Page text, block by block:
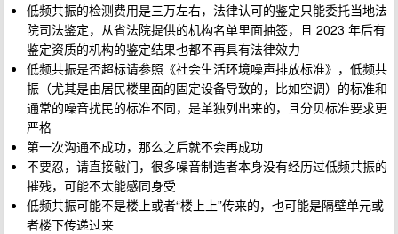
低频共振的检测费用是三万左右，法律认可的鉴定只能委托当地法
院司法鉴定，从省法院提供的机构名单里面抽签，且 2023 年后有
鉴定资质的机构的鉴定结果也都不再具有法律效力
低频共振是否超标请参照《社会生活环境噪声排放标准》，低频共
振（尤其是由居民楼里面的固定设备导致的，比如空调）的标准和
通常的噪音扰民的标准不同，是单独列出来的，且分贝标准要求更
严格
第一次沟通不成功，那么之后就不会再成功
不要忍，请直接敲门，很多噪音制造者本身没有经历过低频共振的
摧残，可能不太能感同身受
低频共振可能不是楼上或者“楼上上”传来的，也可能是隔壁单元或
者楼下传递过来